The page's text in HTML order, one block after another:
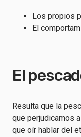
Los propios
El
El
Resulta que la
que perjudicamos
que oír hablar del